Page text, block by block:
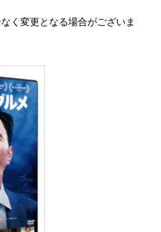
く変更となる場合がございま